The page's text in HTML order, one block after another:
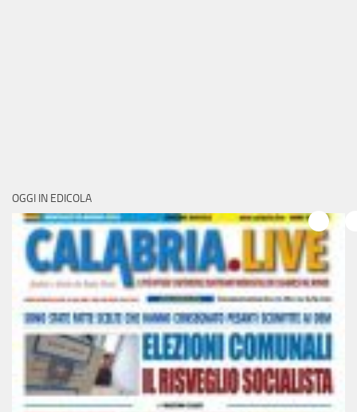
OGGI IN EDICOLA